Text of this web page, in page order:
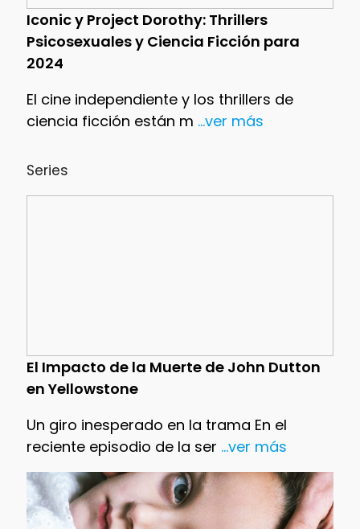
Iconic y Project Dorothy: Thrillers
Psicosexuales y Ciencia Ficción para
2024
El cine independiente y los thrillers de
ciencia ficción están m ...ver más
Series
El Impacto de la Muerte de John Dutton
en Yellowstone
Un giro inesperado en la trama En el
reciente episodio de la ser ...ver más